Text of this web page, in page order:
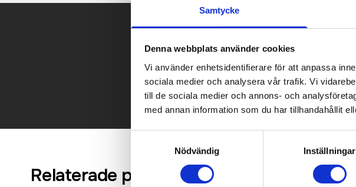
Samtycke
Denna webbplats använder cookies
Vi använder enhetsidentifierare för att anpassa
sociala medier och analysera vår trafik. Vi
till de sociala medier och annons- och
med annan information som du har tillhandahållit
Nödvändig
Inställningar
Kontakta oss här för att
Det går
Relaterade produkter